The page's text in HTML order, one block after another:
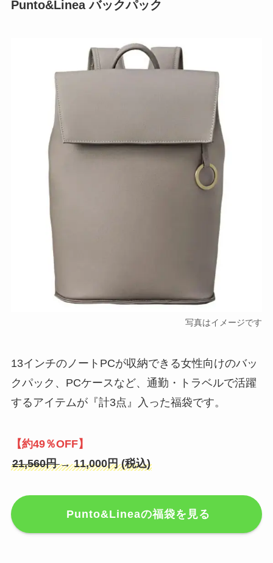
Punto&Linea バックパック
写真はイメージです
13インチのノートPCが収納できる女性向けのバッ
クパック、PCケースなど、通勤・トラベルで活躍
するアイテムが『計3点』入った福袋です。
【約49％OFF】
21,560円→ 11,000円 (税込)
Punto&Lineaの福袋を見る